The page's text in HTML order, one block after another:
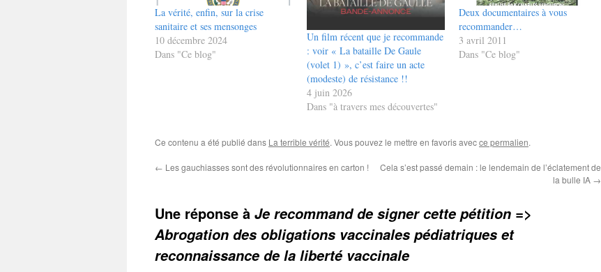
La vérité, enfin, sur la crise
sanitaire et ses mensonges
10 décembre 2024
Dans "Ce blog"
Un film récent que je recommande
: voir « La bataille De Gaule
(volet 1) », c’est faire un acte
(modeste) de résistance !!
4 juin 2026
Dans "à travers mes découvertes"
Deux documentaires à vous
recommander…
3 avril 2011
Dans "Ce blog"
Ce contenu a été publié dans La terrible vérité. Vous pouvez le mettre en favoris avecce permalien.
← Les gauchiasses sont des révolutionnaires en carton !
Cela s’est passé demain : le lendemain de l’éclatement de
la bulle IA →
Une réponse à Je recommand de signer cette pétition =>
Abrogation des obligations vaccinales pédiatriques et
reconnaissance de la liberté vaccinale